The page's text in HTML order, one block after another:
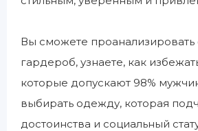
Вы сможете проанализировать
гардероб, узнаете, как
которые допускают 98%
выбирать одежду, которая
достоинства и социальный